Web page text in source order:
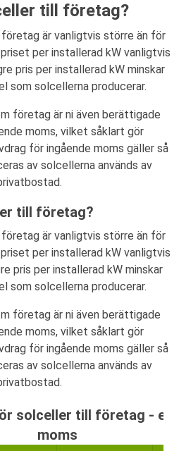
till företag?
är vanligtvis större än för
per installerad kW vanligtvis
pris per installerad kW minskar
som solcellerna producerar.
företag är ni även berättigade
moms, vilket såklart gör
för ingående moms gäller så
av solcellerna används av
till företag?
är vanligtvis större än för
per installerad kW vanligtvis
pris per installerad kW minskar
som solcellerna producerar.
företag är ni även berättigade
moms, vilket såklart gör
för ingående moms gäller så
av solcellerna används av
solceller till företag -
moms